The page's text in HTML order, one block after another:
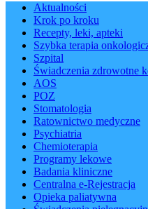
Aktualności
Krok po kroku
Recepty, leki, apteki
Szybka terapia
Szpital
Świadczenia zdrowotne
AOS
POZ
Stomatologia
Ratownictwo medyczne
Psychiatria
Chemioterapia
Programy lekowe
Badania kliniczne
Centralna e-Rejestracja
Opieka paliatywna